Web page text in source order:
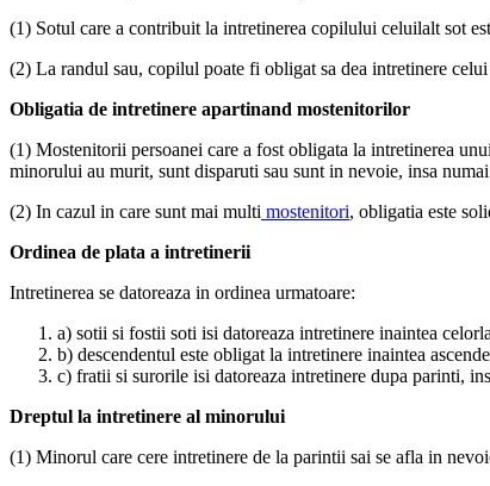
(1) Sotul care a contribuit la intretinerea copilului celuilalt sot
(2) La randul sau, copilul poate fi obligat sa dea intretinere
Obligatia de intretinere apartinand mostenitorilor
(1) Mostenitorii persoanei care a fost obligata la intretinerea
minorului au murit, sunt disparuti sau sunt in nevoie, insa
(2) In cazul in care sunt mai multi mostenitori, obligatia este
Ordinea de plata a intretinerii
Intretinerea se datoreaza in ordinea urmatoare:
a) sotii si fostii soti isi datoreaza intretinere inaintea
b) descendentul este obligat la intretinere inaintea
c) fratii si surorile isi datoreaza intretinere dupa parinti,
Dreptul la intretinere al minorului
(1) Minorul care cere intretinere de la parintii sai se afla in